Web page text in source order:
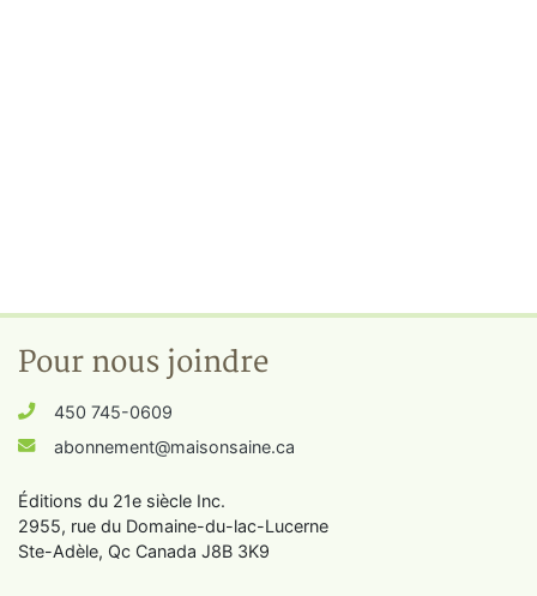
Pour nous joindre
450 745-0609
abonnement@maisonsaine.ca
Éditions du 21e siècle Inc.
2955, rue du Domaine-du-lac-Lucerne
Ste-Adèle, Qc Canada J8B 3K9